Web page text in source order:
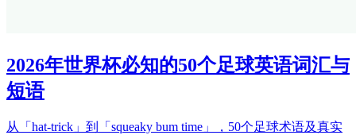
2026年世界杯必知的50个足球英语词汇与
短语
从「hat-trick」到「squeaky bum time」，50个足球术语及真实